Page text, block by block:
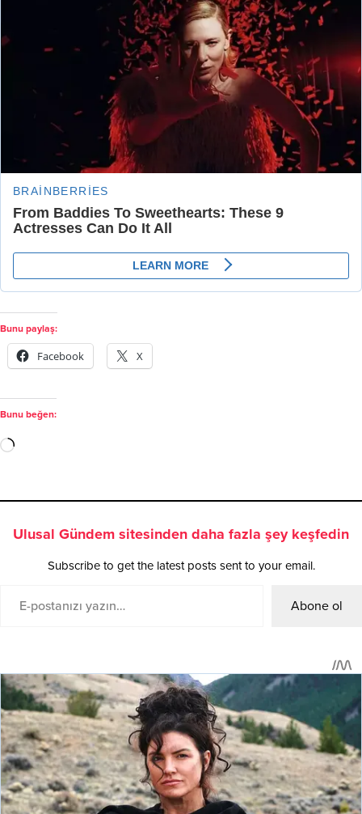
Bunu paylaş:
Facebook X
Bunu beğen:
Ulusal Gündem sitesinden daha fazla şey keşfedin
Subscribe to get the latest posts sent to your email.
Abone ol